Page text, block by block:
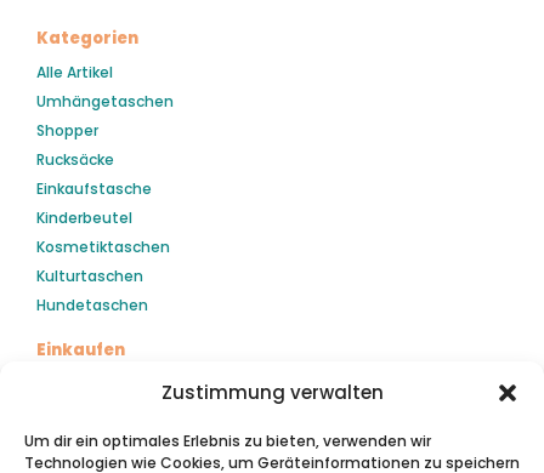
Zustimmung verwalten
Um dir ein optimales Erlebnis zu bieten, verwenden wir
Technologien wie Cookies, um Geräteinformationen zu speichern
Kategorien
Alle Artikel
Umhängetaschen
Shopper
Rucksäcke
Einkaufstasche
Kinderbeutel
Kosmetiktaschen
Kulturtaschen
Hundetaschen
Einkaufen
Warenkorb